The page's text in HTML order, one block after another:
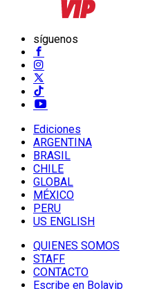
síguenos
Ediciones
ARGENTINA
BRASIL
CHILE
GLOBAL
MÉXICO
PERU
US ENGLISH
QUIENES SOMOS
STAFF
CONTACTO
Escribe en Bolavip